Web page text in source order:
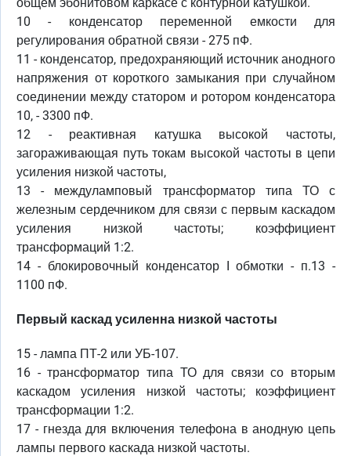
общем эбонитовом каркасе с контурной катушкой.
10 - конденсатор переменной емкости для
регулирования обратной связи - 275 пФ.
11 - конденсатор, предохраняющий источник анодного
напряжения от короткого замыкания при случайном
соединении между статором и ротором конденсатора
10, - 3300 пФ.
12 - реактивная катушка высокой частоты,
загораживающая путь токам высокой частоты в цепи
усиления низкой частоты,
13 - междуламповый трансформатор типа ТО с
железным сердечником для связи с первым каскадом
усиления низкой частоты; коэффициент
трансформаций 1:2.
14 - блокировочный конденсатор I обмотки - п.13 -
1100 пФ.
Первый каскад усиленна низкой частоты
15 - лампа ПТ-2 или УБ-107.
16 - трансформатор типа ТО для связи со вторым
каскадом усиления низкой частоты; коэффициент
трансформации 1:2.
17 - гнезда для включения телефона в анодную цепь
лампы первого каскада низкой частоты.